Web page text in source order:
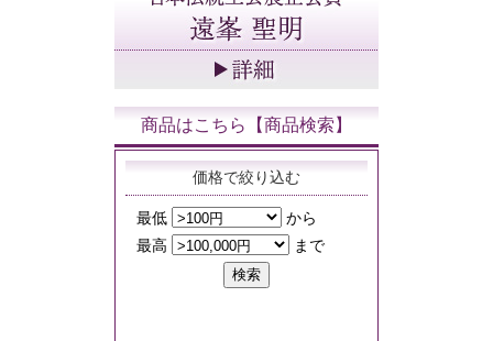
商品はこちら【商品検索】
価格で絞り込む